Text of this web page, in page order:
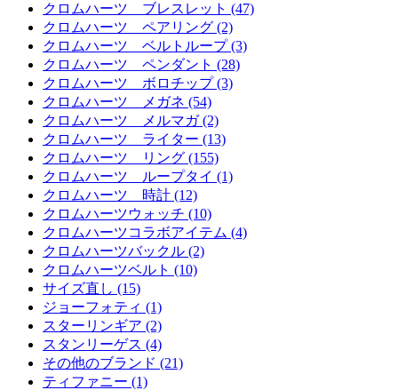
クロムハーツ ブレスレット (47)
クロムハーツ ペアリング (2)
クロムハーツ ベルトループ (3)
クロムハーツ ペンダント (28)
クロムハーツ ボロチップ (3)
クロムハーツ メガネ (54)
クロムハーツ メルマガ (2)
クロムハーツ ライター (13)
クロムハーツ リング (155)
クロムハーツ ループタイ (1)
クロムハーツ 時計 (12)
クロムハーツウォッチ (10)
クロムハーツコラボアイテム (4)
クロムハーツバックル (2)
クロムハーツベルト (10)
サイズ直し (15)
ジョーフォティ (1)
スターリンギア (2)
スタンリーゲス (4)
その他のブランド (21)
ティファニー (1)